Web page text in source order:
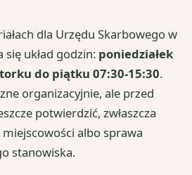
dla Urzędu Skarbowego w
układ godzin: poniedziałek
do piątku 07:30-15:30.
organizacyjnie, ale przed
potwierdzić, zwłaszcza
miejscowości albo sprawa
stanowiska.